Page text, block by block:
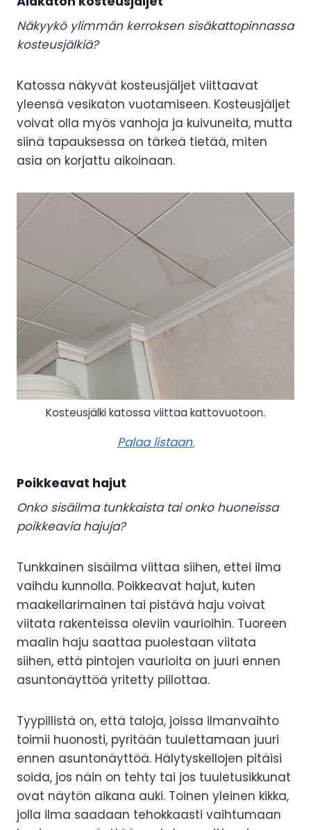
Näkyykö ylimmän kerroksen sisäkattopinnassa
kosteusjälkiä?
Katossa näkyvät kosteusjäljet viittaavat
yleensä vesikaton vuotamiseen. Kosteusjäljet
voivat olla myös vanhoja ja kuivuneita, mutta
siinä tapauksessa on tärkeä tietää, miten
asia on korjattu aikoinaan.
Kosteusjälki katossa viittaa kattovuotoon.
Palaa listaan.
Poikkeavat hajut
Onko sisäilma tunkkaista tai onko huoneissa
poikkeavia hajuja?
Tunkkainen sisäilma viittaa siihen, ettei ilma
vaihdu kunnolla. Poikkeavat hajut, kuten
maakellarimainen tai pistävä haju voivat
viitata rakenteissa oleviin vaurioihin. Tuoreen
maalin haju saattaa puolestaan viitata
siihen, että pintojen vaurioita on juuri ennen
asuntonäyttöä yritetty piilottaa.
Tyypillistä on, että taloja, joissa ilmanvaihto
toimii huonosti, pyritään tuulettamaan juuri
ennen asuntonäyttöä. Hälytyskellojen pitäisi
soida, jos näin on tehty tai jos tuuletusikkunat
ovat näytön aikana auki. Toinen yleinen kikka,
jolla ilma saadaan tehokkaasti vaihtumaan